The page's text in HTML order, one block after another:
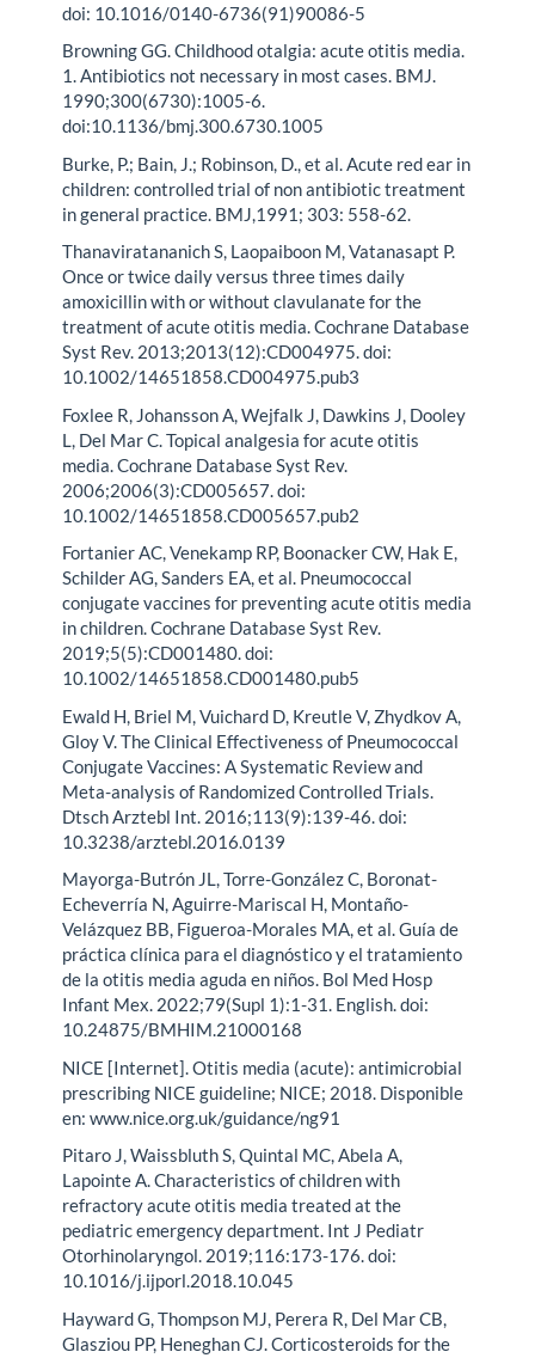
doi: 10.1016/0140-6736(91)90086-5
Browning GG. Childhood otalgia: acute otitis media.
1. Antibiotics not necessary in most cases. BMJ.
1990;300(6730):1005-6.
doi:10.1136/bmj.300.6730.1005
Burke, P.; Bain, J.; Robinson, D., et al. Acute red ear in
children: controlled trial of non antibiotic treatment
in general practice. BMJ,1991; 303: 558-62.
Thanaviratananich S, Laopaiboon M, Vatanasapt P.
Once or twice daily versus three times daily
amoxicillin with or without clavulanate for the
treatment of acute otitis media. Cochrane Database
Syst Rev. 2013;2013(12):CD004975. doi:
10.1002/14651858.CD004975.pub3
Foxlee R, Johansson A, Wejfalk J, Dawkins J, Dooley
L, Del Mar C. Topical analgesia for acute otitis
media. Cochrane Database Syst Rev.
2006;2006(3):CD005657. doi:
10.1002/14651858.CD005657.pub2
Fortanier AC, Venekamp RP, Boonacker CW, Hak E,
Schilder AG, Sanders EA, et al. Pneumococcal
conjugate vaccines for preventing acute otitis media
in children. Cochrane Database Syst Rev.
2019;5(5):CD001480. doi:
10.1002/14651858.CD001480.pub5
Ewald H, Briel M, Vuichard D, Kreutle V, Zhydkov A,
Gloy V. The Clinical Effectiveness of Pneumococcal
Conjugate Vaccines: A Systematic Review and
Meta-analysis of Randomized Controlled Trials.
Dtsch Arztebl Int. 2016;113(9):139-46. doi:
10.3238/arztebl.2016.0139
Mayorga-Butrón JL, Torre-González C, Boronat-
Echeverría N, Aguirre-Mariscal H, Montaño-
Velázquez BB, Figueroa-Morales MA, et al. Guía de
práctica clínica para el diagnóstico y el tratamiento
de la otitis media aguda en niños. Bol Med Hosp
Infant Mex. 2022;79(Supl 1):1-31. English. doi:
10.24875/BMHIM.21000168
NICE [Internet]. Otitis media (acute): antimicrobial
prescribing NICE guideline; NICE; 2018. Disponible
en: www.nice.org.uk/guidance/ng91
Pitaro J, Waissbluth S, Quintal MC, Abela A,
Lapointe A. Characteristics of children with
refractory acute otitis media treated at the
pediatric emergency department. Int J Pediatr
Otorhinolaryngol. 2019;116:173-176. doi:
10.1016/j.ijporl.2018.10.045
Hayward G, Thompson MJ, Perera R, Del Mar CB,
Glasziou PP, Heneghan CJ. Corticosteroids for the